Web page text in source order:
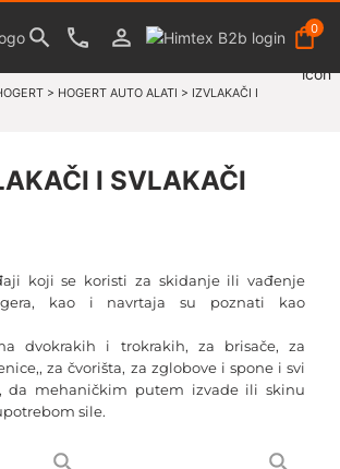
0
> HOGERT AUTO ALATI > IZVLAKAČI I
I SVLAKAČI
koji se koristi za skidanje ili vađenje
kao i navrtaja su poznati kao
dvokrakih i trokrakih, za brisače, za
za čvorišta, za zglobove i spone i svi
da mehaničkim putem izvade ili skinu
sile.